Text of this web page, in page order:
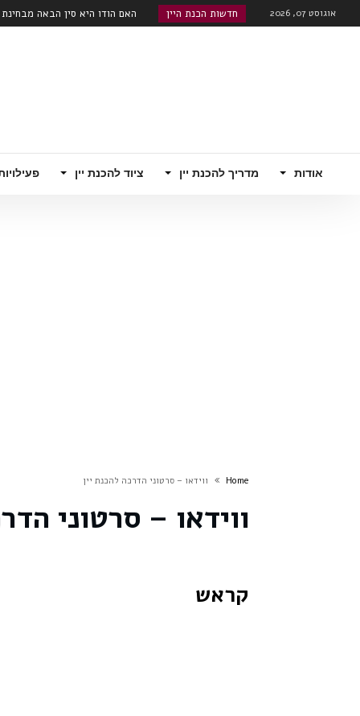
אוגוסט 07, 2026 חדשות הכנת היין
אודות מדריך להכנת יין ציוד להכנת יין
Home ווידאו – סרטוני הדרכה להכנת יין
ווידאו – סרטוני
קראש